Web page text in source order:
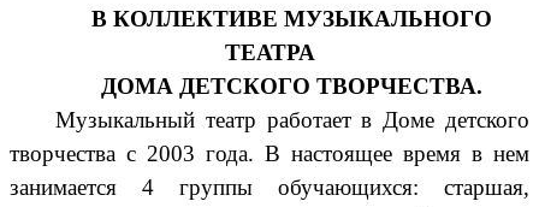
В КОЛЛЕКТИВЕ МУЗЫКАЛЬНОГО
ТЕАТРА
ДОМА ДЕТСКОГО ТВОРЧЕСТВА.
Музыкальный театр работает в Доме детского
творчества с 2003 года. В настоящее время в нем
занимается 4 группы обучающихся: старшая,